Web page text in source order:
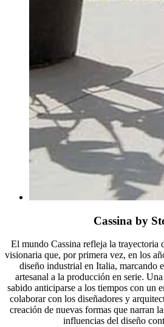
Cassina by
El mundo Cassina refleja la trayectoria
visionaria que, por primera vez, en los
diseño industrial en Italia, marcando
artesanal a la producción en serie.
sabido anticiparse a los tiempos con un
colaborar con los diseñadores y
creación de nuevas formas que narran
influencias del diseño